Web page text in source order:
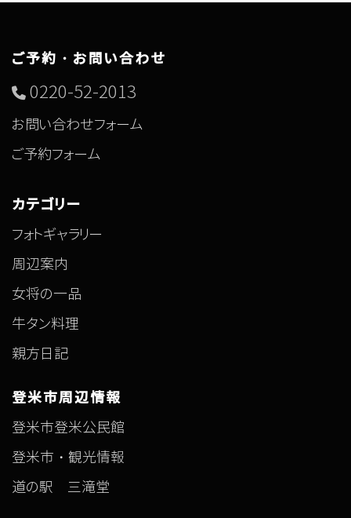
ご予約・お問い合わせ
0220-52-2013
お問い合わせフォーム
ご予約フォーム
カテゴリー
フォトギャラリー
周辺案内
女将の一品
牛タン料理
親方日記
登米市周辺情報
登米市登米公民館
登米市・観光情報
道の駅 三滝堂